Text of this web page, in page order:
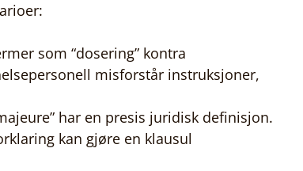
som “dosering” kontra
misforstår instruksjoner,
har en presis juridisk definisjon.
kan gjøre en klausul